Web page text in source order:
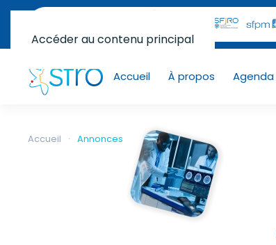
Accéder au contenu principal
Accueil À propos Agenda
Accueil Annonces